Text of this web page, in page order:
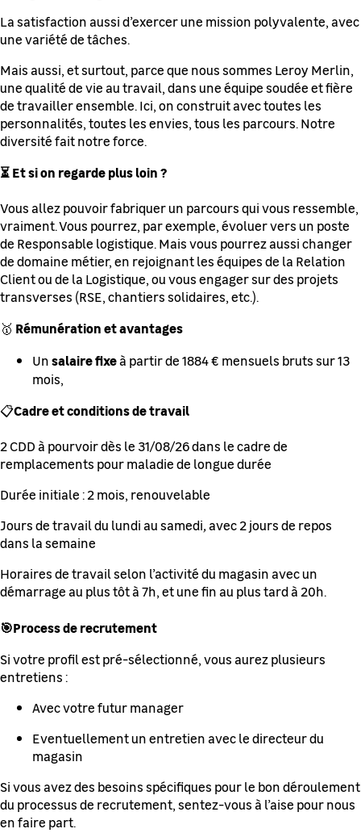
La satisfaction aussi d’exercer une mission polyvalente, avec
une variété de tâches.
Mais aussi, et surtout, parce que nous sommes Leroy Merlin,
une qualité de vie au travail, dans une équipe soudée et fière
de travailler ensemble. Ici, on construit avec toutes les
personnalités, toutes les envies, tous les parcours. Notre
diversité fait notre force.
⏳ Et si on regarde plus loin ?
Vous allez pouvoir fabriquer un parcours qui vous ressemble,
vraiment. Vous pourrez, par exemple, évoluer vers un poste
de Responsable logistique. Mais vous pourrez aussi changer
de domaine métier, en rejoignant les équipes de la Relation
Client ou de la Logistique, ou vous engager sur des projets
transverses (RSE, chantiers solidaires, etc.).
🥇 Rémunération et avantages
Unsalaire fixeà partir de 1884 € mensuels bruts sur 13
mois,
📋Cadre et conditions de travail
2 CDD à pourvoir dès le 31/08/26 dans le cadre de
remplacements pour maladie de longue durée
Durée initiale : 2 mois, renouvelable
Jours de travail du lundi au samedi,avec 2 jours de repos
dans la semaine
Horaires de travail selon l’activité du magasin avec un
démarrage au plus tôt à 7h, et une fin au plus tard à 20h.
🎯Process de recrutement
Si votre profil est pré-sélectionné, vous aurez plusieurs
entretiens :
Avec votre futur manager
Eventuellement un entretien avec le directeur du
magasin
Si vous avez des besoins spécifiques pour le bon déroulement
du processus de recrutement, sentez-vous à l’aise pour nous
en faire part.